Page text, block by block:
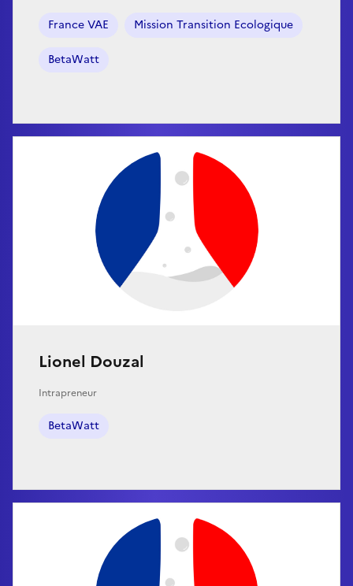
France VAE Mission Transition Ecologique
BetaWatt
Lionel Douzal
Intrapreneur
BetaWatt